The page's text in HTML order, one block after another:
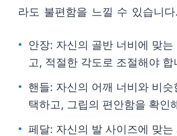
라도 불편함을 느낄 수 있습니다.
안장: 자신의 골반 너비에 맞
고, 적절한 각도로 조절해야 합
핸들: 자신의 어깨 너비와 비슷
택하고, 그립의 편안함을 확인
페달: 자신의 발 사이즈에 맞